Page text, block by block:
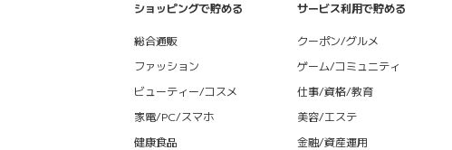
ショッピングで貯める
総合通販
ファッション
ビューティー/コスメ
家電/PC/スマホ
健康食品
サービス利用で貯める
クーポン/グルメ
ゲーム/コミュニティ
仕事/資格/教育
美容/エステ
金融/資産運用